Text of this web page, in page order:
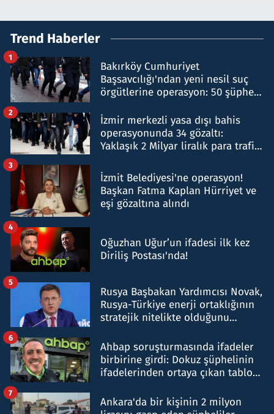
Trend Haberler
Bakırköy Cumhuriyet
Başsavcılığı'ndan yeni nesil suç
örgütlerine operasyon: 50 şüpheli
1
İzmir merkezli yasa dışı bahis
operasyonunda 34 gözaltı:
Yaklaşık 2 Milyar liralık para trafiği
2
İzmit Belediyesi'ne operasyon!
Başkan Fatma Kaplan Hürriyet ve
eşi gözaltına alındı
3
Oğuzhan Uğur’un ifadesi ilk kez
Diriliş Postası'nda!
4
Rusya Başbakan Yardımcısı Novak,
Rusya-Türkiye enerji ortaklığının
stratejik nitelikte olduğunu
5
Ahbap soruşturmasında ifadeler
birbirine girdi: Dokuz şüphelinin
ifadelerinden ortaya çıkan tablo
6
Ankara'da bir kişinin 2 milyon
7